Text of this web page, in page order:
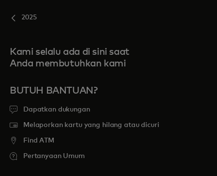
2025
Kami selalu ada di sini saat
Anda membutuhkan kami
BUTUH BANTUAN?
Dapatkan dukungan
Melaporkan kartu yang hilang atau dicuri
Find ATM
Pertanyaan Umum